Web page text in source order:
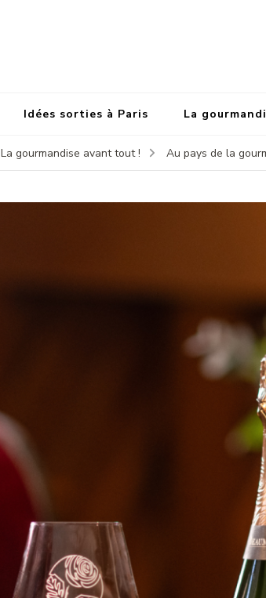
Idées sorties à Paris La
La gourmandise avant tout ! Au pays de la